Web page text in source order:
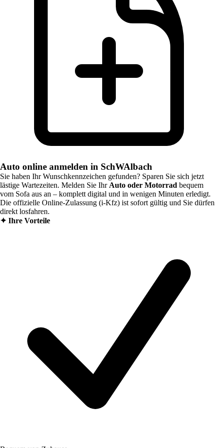
Auto online anmelden in SchWAlbach
Sie haben Ihr Wunschkennzeichen gefunden? Sparen Sie sich jetzt
lästige Wartezeiten. Melden Sie Ihr Auto oder Motorrad bequem
vom Sofa aus an – komplett digital und in wenigen Minuten erledigt.
Die offizielle Online-Zulassung (i-Kfz) ist sofort gültig und Sie dürfen
direkt losfahren.
✦ Ihre Vorteile